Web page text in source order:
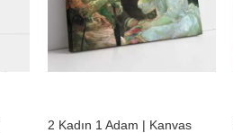
2 Kadın 1 Adam | Kanvas